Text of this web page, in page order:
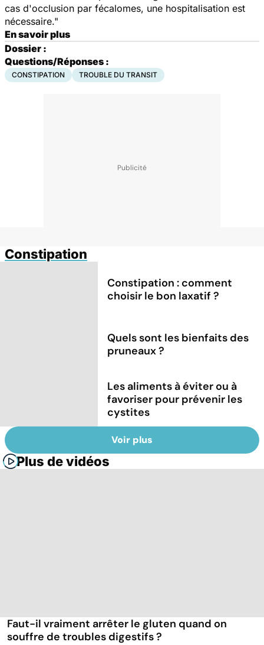
cas d'occlusion par fécalomes, une hospitalisation est
nécessaire."
En savoir plus
Dossier :
Questions/Réponses :
CONSTIPATION TROUBLE DU TRANSIT
Constipation
Constipation : comment
choisir le bon laxatif ?
Quels sont les bienfaits des
pruneaux ?
Les aliments à éviter ou à
favoriser pour prévenir les
cystites
Voir plus
Plus de vidéos
Faut-il vraiment arrêter le gluten quand on
souffre de troubles digestifs ?